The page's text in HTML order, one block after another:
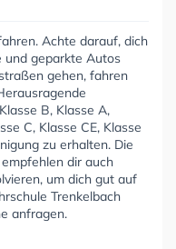
Achte darauf, dich
und geparkte Autos
gehen, fahren
B, Klasse A,
C, Klasse CE, Klasse
zu erhalten. Die
dir auch
um dich gut auf
Trenkelbach
anfragen.